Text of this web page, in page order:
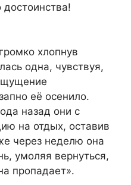
достоинства!
хлопнув
одна, чувствуя,
её осенило.
назад они с
на отдых, оставив
через неделю она
умоляя вернуться,
пропадает».